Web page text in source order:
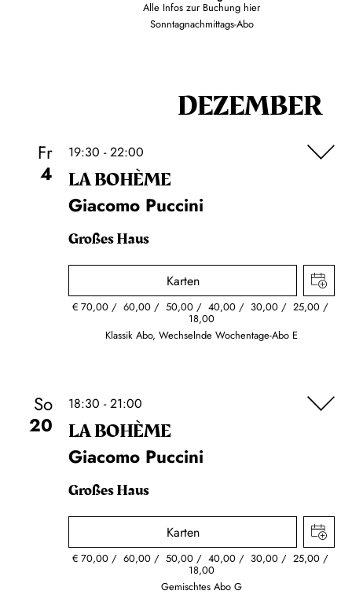
Alle Infos zur Buchung hier
Sonntagnachmittags-Abo
DEZEMBER
Fr
4
19:30 - 22:00
LA BOHÈME
Giacomo Puccini
Großes Haus
Karten
€ 70,00 60,00 50,00 40,00 30,00 25,00
18,00
Klassik Abo, Wechselnde Wochentage-Abo E
So
20
18:30 - 21:00
LA BOHÈME
Giacomo Puccini
Großes Haus
Karten
€ 70,00 60,00 50,00 40,00 30,00 25,00
18,00
Gemischtes Abo G